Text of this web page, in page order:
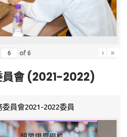
of 6 › »
員會 (2021-2022)
員會2021-2022委員